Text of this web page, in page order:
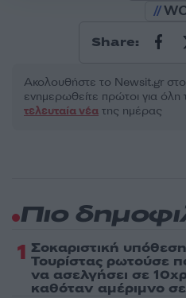
Share:
Ακολουθήστε το Νewsit.gr στο
ενημερωθείτε πρώτοι για όλη
τελευταία νέα της ημέρας
Πιο
1 Σοκαριστική
Τουρίστας ρωτούσε
να ασελγήσει σε
καθόταν αμέριμνο